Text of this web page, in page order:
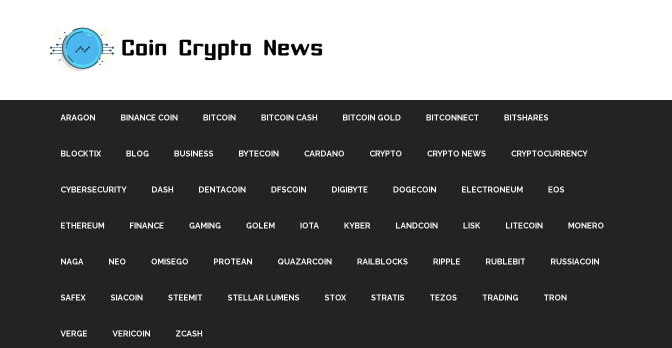
ARAGON BINANCE COIN BITCOIN BITCOIN CASH BITCOIN GOLD BITCONNECT BITSHARES
BLOCKTIX BLOG BUSINESS BYTECOIN CARDANO CRYPTO CRYPTO NEWS CRYPTOCURRENCY
CYBERSECURITY DASH DENTACOIN DFSCOIN DIGIBYTE DOGECOIN ELECTRONEUM EOS
ETHEREUM FINANCE GAMING GOLEM IOTA KYBER LANDCOIN LISK LITECOIN MONERO
NAGA NEO OMISEGO PROTEAN QUAZARCOIN RAILBLOCKS RIPPLE RUBLEBIT RUSSIACOIN
SAFEX SIACOIN STEEMIT STELLAR LUMENS STOX STRATIS TEZOS TRADING TRON
VERGE VERICOIN ZCASH